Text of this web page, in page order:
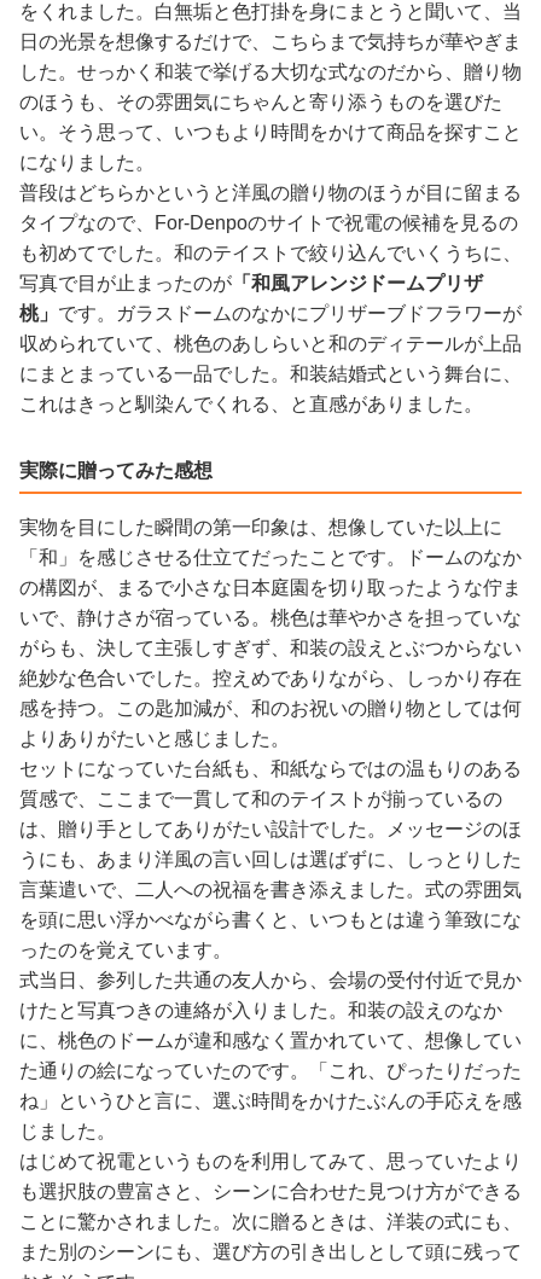
をくれました。白無垢と色打掛を身にまとうと聞いて、当
日の光景を想像するだけで、こちらまで気持ちが華やぎま
した。せっかく和装で挙げる大切な式なのだから、贈り物
のほうも、その雰囲気にちゃんと寄り添うものを選びた
い。そう思って、いつもより時間をかけて商品を探すこと
になりました。
普段はどちらかというと洋風の贈り物のほうが目に留まる
タイプなので、For-Denpoのサイトで祝電の候補を見るの
も初めてでした。和のテイストで絞り込んでいくうちに、
写真で目が止まったのが 「和風アレンジドームプリザ
桃」 です。ガラスドームのなかにプリザーブドフラワーが
収められていて、桃色のあしらいと和のディテールが上品
にまとまっている一品でした。和装結婚式という舞台に、
これはきっと馴染んでくれる、と直感がありました。
実際に贈ってみた感想
実物を目にした瞬間の第一印象は、想像していた以上に
「和」を感じさせる仕立てだったことです。ドームのなか
の構図が、まるで小さな日本庭園を切り取ったような佇ま
いで、静けさが宿っている。桃色は華やかさを担っていな
がらも、決して主張しすぎず、和装の設えとぶつからない
絶妙な色合いでした。控えめでありながら、しっかり存在
感を持つ。この匙加減が、和のお祝いの贈り物としては何
よりありがたいと感じました。
セットになっていた台紙も、和紙ならではの温もりのある
質感で、ここまで一貫して和のテイストが揃っているの
は、贈り手としてありがたい設計でした。メッセージのほ
うにも、あまり洋風の言い回しは選ばずに、しっとりした
言葉遣いで、二人への祝福を書き添えました。式の雰囲気
を頭に思い浮かべながら書くと、いつもとは違う筆致にな
ったのを覚えています。
式当日、参列した共通の友人から、会場の受付付近で見か
けたと写真つきの連絡が入りました。和装の設えのなか
に、桃色のドームが違和感なく置かれていて、想像してい
た通りの絵になっていたのです。「これ、ぴったりだった
ね」というひと言に、選ぶ時間をかけたぶんの手応えを感
じました。
はじめて祝電というものを利用してみて、思っていたより
も選択肢の豊富さと、シーンに合わせた見つけ方ができる
ことに驚かされました。次に贈るときは、洋装の式にも、
また別のシーンにも、選び方の引き出しとして頭に残って